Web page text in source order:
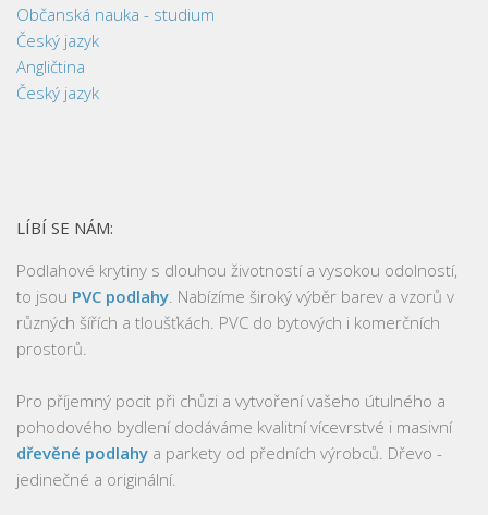
Občanská nauka - studium
Český jazyk
Angličtina
Český jazyk
LÍBÍ SE NÁM:
Podlahové krytiny s dlouhou životností a vysokou odolností,
to jsou PVC podlahy . Nabízíme široký výběr barev a vzorů v
různých šířích a tloušťkách. PVC do bytových i komerčních
prostorů.
Pro příjemný pocit při chůzi a vytvoření vašeho útulného a
pohodového bydlení dodáváme kvalitní vícevrstvé i masivní
dřevěné podlahy a parkety od předních výrobců. Dřevo -
jedinečné a originální.